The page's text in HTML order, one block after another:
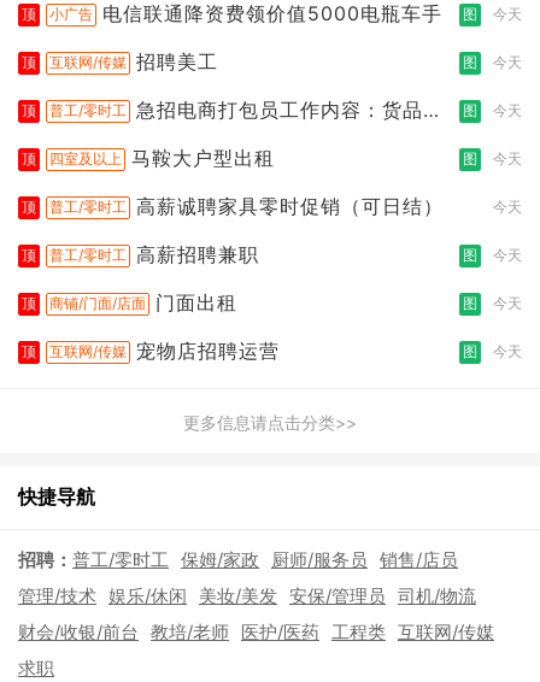
顶 小广告 电信联通降资费领价值5000电瓶车手 图 今天
顶 互联网/传媒 招聘美工 图 今天
顶 普工/零时工 急招电商打包员工作内容：货品分
图 今天
顶 四室及以上 马鞍大户型出租 图 今天
顶 普工/零时工 高薪诚聘家具零时促销（可日结） 今天
顶 普工/零时工 高薪招聘兼职 图 今天
顶 商铺/门面/店面 门面出租 图 今天
顶 互联网/传媒 宠物店招聘运营 图 今天
更多信息请点击分类>>
快捷导航
招聘： 普工/零时工 保姆/家政 厨师/服务员 销售/店员
管理/技术 娱乐/休闲 美妆/美发 安保/管理员 司机/物流
财会/收银/前台 教培/老师 医护/医药 工程类 互联网/传媒
求职